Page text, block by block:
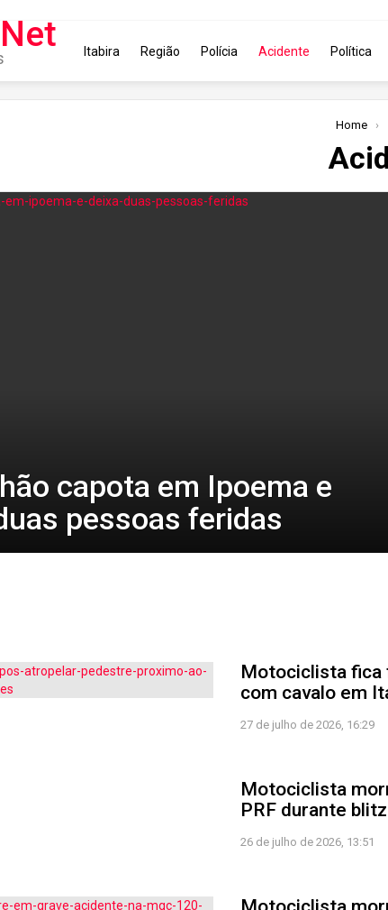
Itabira Região Polícia Acidente Política
Home
capota em Ipoema e
pessoas feridas
Motociclista fica
com cavalo em
27 de julho de 2026, 16:29
Motociclista
PRF durante
26 de julho de 2026, 13:51